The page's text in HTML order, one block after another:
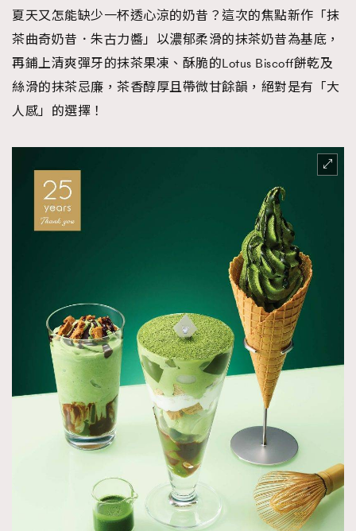
夏天又怎能缺少一杯透心涼的奶昔？這次的焦點新作「抹
茶曲奇奶昔．朱古力醬」以濃郁柔滑的抹茶奶昔為基底，
再鋪上清爽彈牙的抹茶果凍、酥脆的Lotus Biscoff餅乾及
絲滑的抹茶忌廉，茶香醇厚且帶微甘餘韻，絕對是有「大
人感」的選擇！